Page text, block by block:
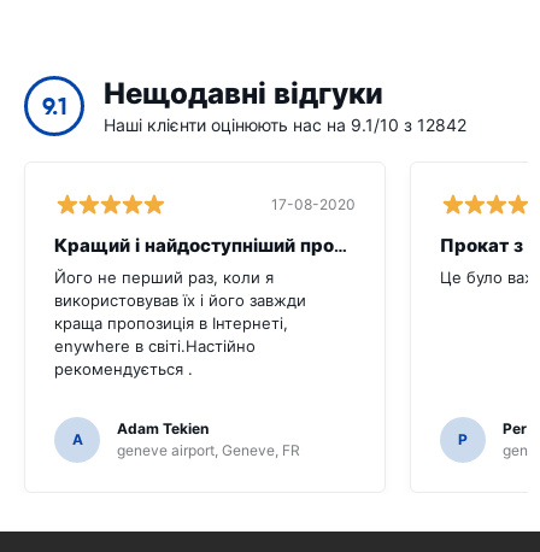
9.1 Нещодавні відгуки
Наші клієнти оцінюють нас на 9.1/10 з 12842
17-08-2020
Кращий і найдоступніший прокат автомо
Його не перший раз, коли я
використовував їх і його завжди
краща пропозиція в Інтернеті,
enywhere в світі.Настійно
рекомендується .
A
Adam Tekien
geneve airport, Geneve, FR
Це було
P
Per